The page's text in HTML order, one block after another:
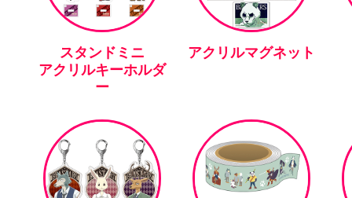
スタンドミニ
アクリルキーホルダ
ー
アクリルマグネット